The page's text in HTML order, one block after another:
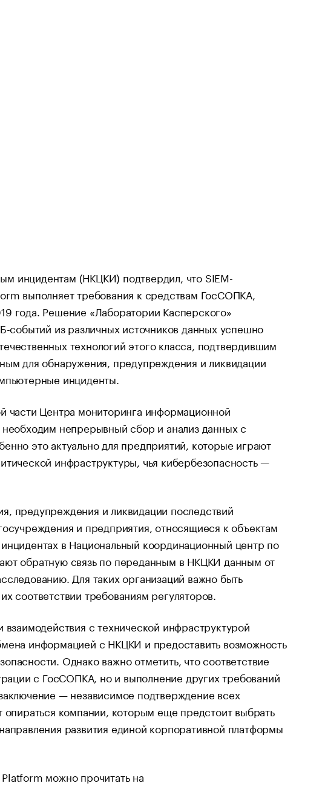
инцидентам (НКЦКИ) подтвердил, что SIEM-
выполняет требования к средствам ГосСОПКА,
года. Решение «Лаборатории Касперского»
событий из различных источников данных успешно
технологий этого класса, подтвердившим
для обнаружения, предупреждения и ликвидации
инциденты.
части Центра мониторинга информационной
непрерывный сбор и анализ данных с
это актуально для предприятий, которые играют
инфраструктуры, чья кибербезопасность —
предупреждения и ликвидации последствий
и предприятия, относящиеся к объектам
в Национальный координационный центр по
обратную связь по переданным в НКЦКИ данным от
Для таких организаций важно быть
соответствии требованиям регуляторов.
с технической инфраструктурой
информацией с НКЦКИ и предоставить возможность
Однако важно отметить, что соответствие
с ГосСОПКА, но и выполнение других требований
— независимое подтверждение всех
компании, которым еще предстоит выбрать
развития единой корпоративной платформы
можно прочитать на